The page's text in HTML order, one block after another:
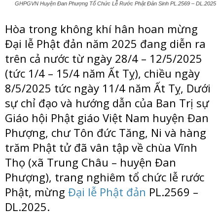
GHPGVN Huyện Đan Phượng Tổ Chức Lễ Rước Phật Đản Sinh PL.2569 – DL.2025
Hòa trong không khí hân hoan mừng
Đại lễ Phật đản năm 2025 đang diễn ra
trên cả nước từ ngày 28/4 – 12/5/2025
(tức 1/4 – 15/4 năm Ất Tỵ), chiều ngày
8/5/2025 tức ngày 11/4 năm Ất Tỵ, Dưới
sự chỉ đạo và hướng dẫn của Ban Trị sự
Giáo hội Phật giáo Việt Nam huyện Đan
Phượng, chư Tôn đức Tăng, Ni và hàng
trăm Phật tử đã vân tập về chùa Vĩnh
Thọ (xã Trung Châu – huyện Đan
Phượng), trang nghiêm tổ chức lễ rước
Phật, mừng Đại lễ Phật đản PL.2569 –
DL.2025.